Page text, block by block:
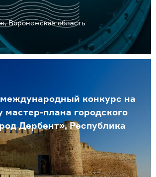
Воронежская область
конкурс на
мастер-плана городского
Дербент», Республика